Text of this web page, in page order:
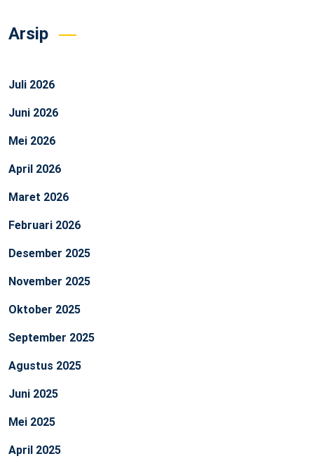
Arsip
Juli 2026
Juni 2026
Mei 2026
April 2026
Maret 2026
Februari 2026
Desember 2025
November 2025
Oktober 2025
September 2025
Agustus 2025
Juni 2025
Mei 2025
April 2025